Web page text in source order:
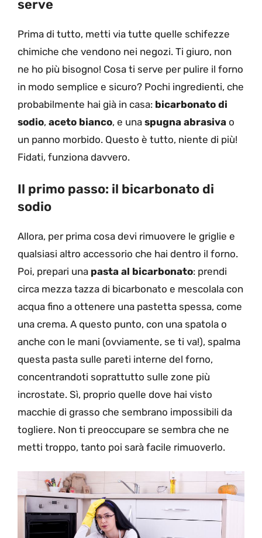
serve
Prima di tutto, metti via tutte quelle schifezze
chimiche che vendono nei negozi. Ti giuro, non
ne ho più bisogno! Cosa ti serve per pulire il forno
in modo semplice e sicuro? Pochi ingredienti, che
probabilmente hai già in casa: bicarbonato di
sodio, aceto bianco, e una spugna abrasiva o
un panno morbido. Questo è tutto, niente di più!
Fidati, funziona davvero.
Il primo passo: il bicarbonato di
sodio
Allora, per prima cosa devi rimuovere le griglie e
qualsiasi altro accessorio che hai dentro il forno.
Poi, prepari una pasta al bicarbonato: prendi
circa mezza tazza di bicarbonato e mescolala con
acqua fino a ottenere una pastetta spessa, come
una crema. A questo punto, con una spatola o
anche con le mani (ovviamente, se ti va!), spalma
questa pasta sulle pareti interne del forno,
concentrandoti soprattutto sulle zone più
incrostate. Sì, proprio quelle dove hai visto
macchie di grasso che sembrano impossibili da
togliere. Non ti preoccupare se sembra che ne
metti troppo, tanto poi sarà facile rimuoverlo.